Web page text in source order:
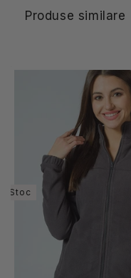
Produse similare
Stoc